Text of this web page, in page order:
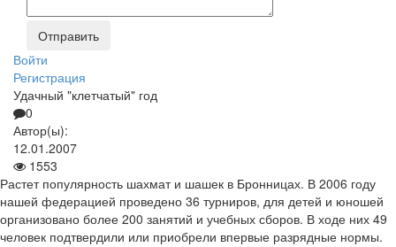
Войти
Регистрация
Удачный "клетчатый" год
0
Автор(ы):
12.01.2007
1553
Растет популярность шахмат и шашек в Бронницах. В 2006 году
нашей федерацией проведено 36 турниров, для детей и юношей
организовано более 200 занятий и учебных сборов. В ходе них 49
человек подтвердили или приобрели впервые разрядные нормы.